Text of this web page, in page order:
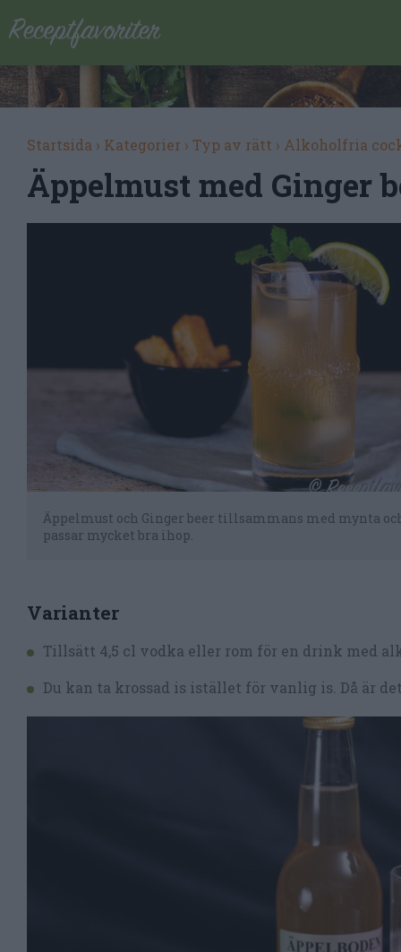
Startsida › Kategorier › Typ av rätt › Alkoholfria
Äppelmust med Ginger
Äppelmust och Ginger beer tillsammans med mynta
passar mycket bra ihop.
Varianter
Tillsätt 4,5 cl vodka eller rom för en drink med
Du kan ta krossad is istället för vanlig is. Då är